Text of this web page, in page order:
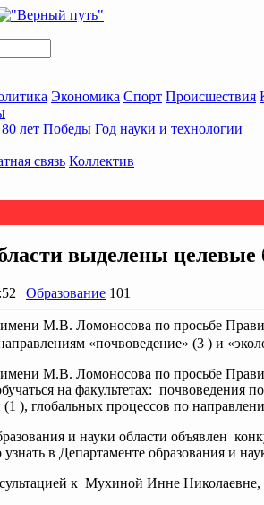
Экономика Спорт Происшествия
80 лет Победы Год науки и технологии
связь Коллектив
выделены
| Образование 101
М.В. Ломоносова по просьбе
«почвоведение» (3 ) и
М.В. Ломоносова по просьбе
на факультетах: почвоведения
(1 ), глобальных процессов по
и науки области объявлен
в Департаменте образования и
к Мухиной Инне Николаевне,